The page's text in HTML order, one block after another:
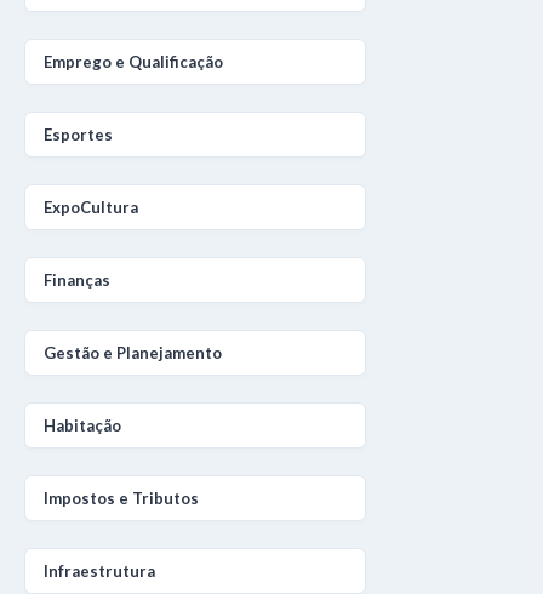
Emprego e Qualificação
Esportes
ExpoCultura
Finanças
Gestão e Planejamento
Habitação
Impostos e Tributos
Infraestrutura